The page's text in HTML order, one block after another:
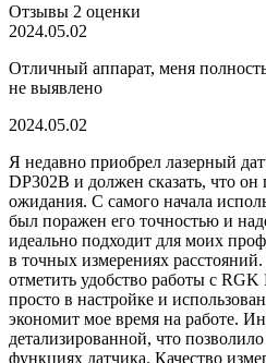
Отзывы 2 оценки
2024.05.02
Отличный аппарат, меня
не выявлено
2024.05.02
Я недавно приобрел лазерный
DP302B и должен сказать, что он
ожидания. С самого начала
был поражен его точностью и
идеально подходит для моих
в точных измерениях
отметить удобство работы с
просто в настройке и
экономит мое время на работе.
детализированной, что
функциях датчика. Качество